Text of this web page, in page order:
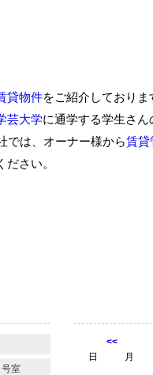
貸物件をご紹介しておりま
芸大学に通学する学生さ
では、オーナー様から賃貸
ださい。
室
<<
日
月